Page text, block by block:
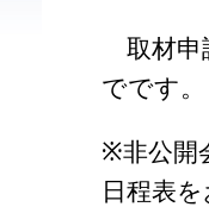
取材申
でです。
※非公開
日程表